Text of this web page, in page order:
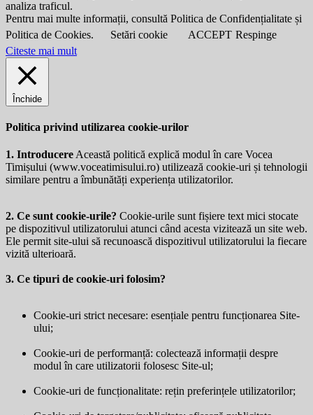
analiza traficul.
Pentru mai multe informații, consultă Politica de Confidențialitate și
Politica de Cookies.
Setări cookie ACCEPT Respinge
Citeste mai mult
Închide
Politica privind utilizarea cookie-urilor
1. Introducere Această politică explică modul în care Vocea
Timișului (www.voceatimisului.ro) utilizează cookie-uri și tehnologii
similare pentru a îmbunătăți experiența utilizatorilor.
2. Ce sunt cookie-urile? Cookie-urile sunt fișiere text mici stocate
pe dispozitivul utilizatorului atunci când acesta vizitează un site web.
Ele permit site-ului să recunoască dispozitivul utilizatorului la fiecare
vizită ulterioară.
3. Ce tipuri de cookie-uri folosim?
Cookie-uri strict necesare: esențiale pentru funcționarea Site-
ului;
Cookie-uri de performanță: colectează informații despre
modul în care utilizatorii folosesc Site-ul;
Cookie-uri de funcționalitate: rețin preferințele utilizatorilor;